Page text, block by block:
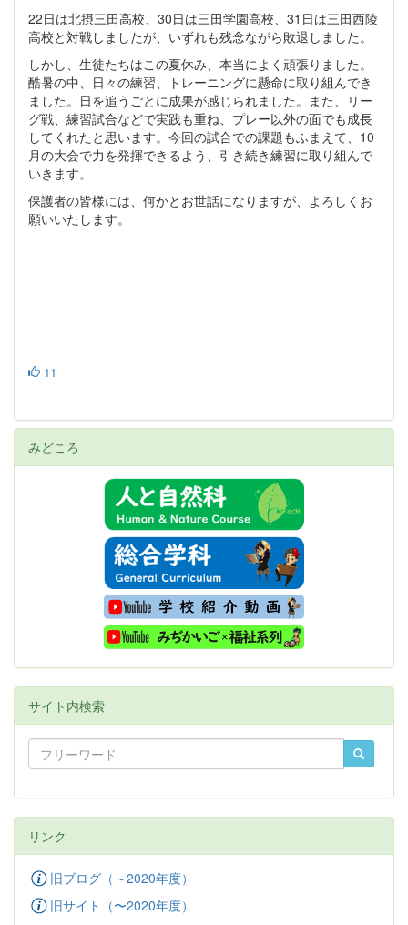
22日は北摂三田高校、30日は三田学園高校、31日は三田西陵
高校と対戦しましたが、いずれも残念ながら敗退しました。
しかし、生徒たちはこの夏休み、本当によく頑張りました。
酷暑の中、日々の練習、トレーニングに懸命に取り組んでき
ました。日を追うごとに成果が感じられました。また、リー
グ戦、練習試合などで実践も重ね、プレー以外の面でも成長
してくれたと思います。今回の試合での課題もふまえて、10
月の大会で力を発揮できるよう、引き続き練習に取り組んで
いきます。
保護者の皆様には、何かとお世話になりますが、よろしくお
願いいたします。
11
みどころ
サイト内検索
リンク
旧ブログ（～2020年度）
旧サイト（〜2020年度）